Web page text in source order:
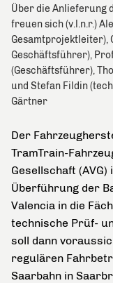
Über die Anlieferung
freuen sich (v.l.n.r.)
Gesamtprojektleiter),
Geschäftsführer),
(Geschäftsführer),
und Stefan Fildin
Gärtner
Der
TramTrain-
Gesellschaft
Überführung der
Valencia in die
technische Prüf-
soll dann
regulären
Saarbahn in